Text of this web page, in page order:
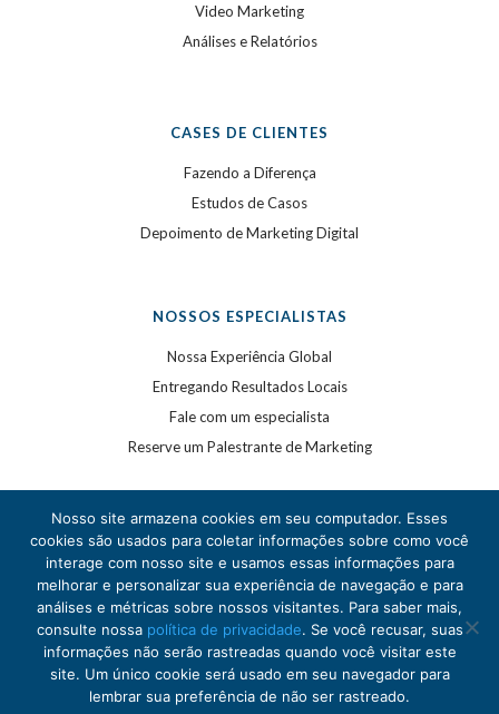
Video Marketing
Análises e Relatórios
CASES DE CLIENTES
Fazendo a Diferença
Estudos de Casos
Depoimento de Marketing Digital
NOSSOS ESPECIALISTAS
Nossa Experiência Global
Entregando Resultados Locais
Fale com um especialista
Reserve um Palestrante de Marketing
© 2020 WSI. Todos os direitos reservados. WSI é uma
marca registrada.
Política de Privacidade.
Each WSI Franchise is an independently owned and
Nosso site armazena cookies em seu computador. Esses
cookies são usados para coletar informações sobre como você
interage com nosso site e usamos essas informações para
melhorar e personalizar sua experiência de navegação e para
análises e métricas sobre nossos visitantes. Para saber mais,
consulte nossa política de privacidade. Se você recusar, suas
informações não serão rastreadas quando você visitar este
site. Um único cookie será usado em seu navegador para
lembrar sua preferência de não ser rastreado.